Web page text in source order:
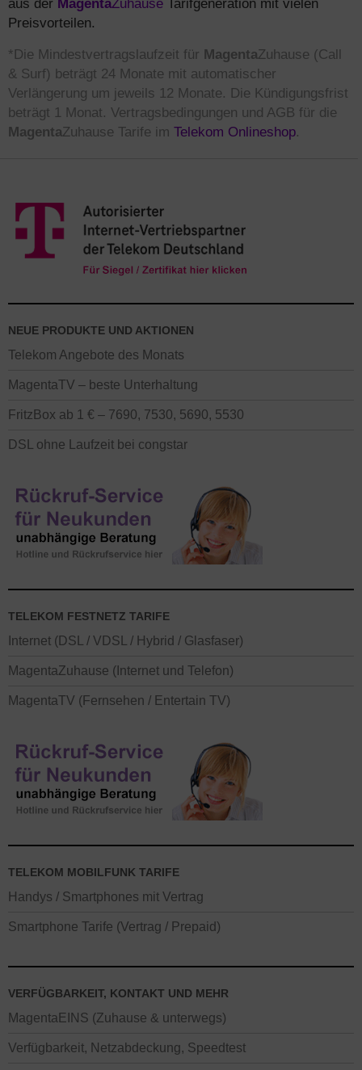
aus der MagentaZuhause Tarifgeneration mit vielen
Preisvorteilen.
*Die Mindestvertragslaufzeit für MagentaZuhause (Call
& Surf) beträgt 24 Monate mit automatischer
Verlängerung um jeweils 12 Monate. Die Kündigungsfrist
beträgt 1 Monat. Vertragsbedingungen und AGB für die
MagentaZuhause Tarife im Telekom Onlineshop.
NEUE PRODUKTE UND AKTIONEN
Telekom Angebote des Monats
MagentaTV – beste Unterhaltung
FritzBox ab 1 € – 7690, 7530, 5690, 5530
DSL ohne Laufzeit bei congstar
TELEKOM FESTNETZ TARIFE
Internet (DSL / VDSL / Hybrid / Glasfaser)
MagentaZuhause (Internet und Telefon)
MagentaTV (Fernsehen / Entertain TV)
TELEKOM MOBILFUNK TARIFE
Handys / Smartphones mit Vertrag
Smartphone Tarife (Vertrag / Prepaid)
VERFÜGBARKEIT, KONTAKT UND MEHR
MagentaEINS (Zuhause & unterwegs)
Verfügbarkeit, Netzabdeckung, Speedtest